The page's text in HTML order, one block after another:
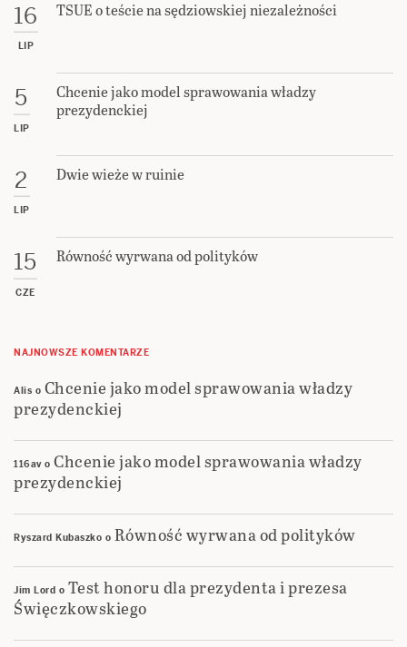
16
LIP
TSUE o teście na sędziowskiej niezależności
5
LIP
Chcenie jako model sprawowania władzy
prezydenckiej
2
LIP
Dwie wieże w ruinie
15
CZE
Równość wyrwana od polityków
NAJNOWSZE KOMENTARZE
Alis o Chcenie jako model sprawowania władzy
prezydenckiej
116avo Chcenie jako model sprawowania władzy
prezydenckiej
Ryszard Kubaszko o Równość wyrwana od polityków
Jim Lord o Test honoru dla prezydenta i prezesa
Święczkowskiego